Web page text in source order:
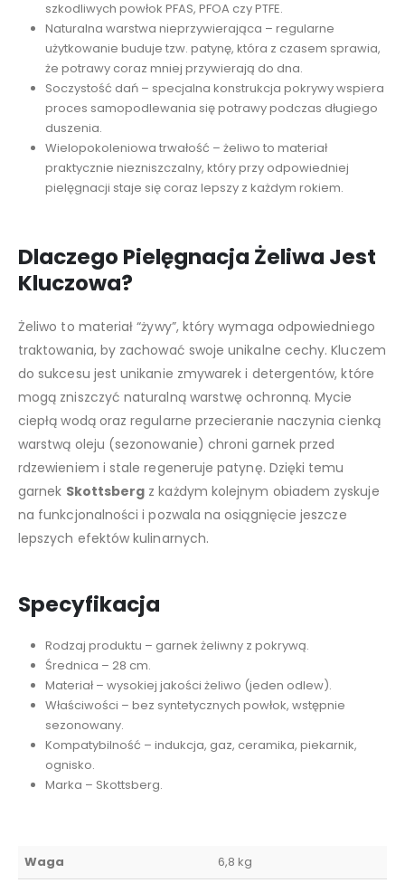
szkodliwych powłok PFAS, PFOA czy PTFE.
Naturalna warstwa nieprzywierająca – regularne
użytkowanie buduje tzw. patynę, która z czasem sprawia,
że potrawy coraz mniej przywierają do dna.
Soczystość dań – specjalna konstrukcja pokrywy wspiera
proces samopodlewania się potrawy podczas długiego
duszenia.
Wielopokoleniowa trwałość – żeliwo to materiał
praktycznie niezniszczalny, który przy odpowiedniej
pielęgnacji staje się coraz lepszy z każdym rokiem.
Dlaczego Pielęgnacja Żeliwa Jest
Kluczowa?
Żeliwo to materiał “żywy”, który wymaga odpowiedniego
traktowania, by zachować swoje unikalne cechy. Kluczem
do sukcesu jest unikanie zmywarek i detergentów, które
mogą zniszczyć naturalną warstwę ochronną. Mycie
ciepłą wodą oraz regularne przecieranie naczynia cienką
warstwą oleju (sezonowanie) chroni garnek przed
rdzewieniem i stale regeneruje patynę. Dzięki temu
garnek Skottsberg z każdym kolejnym obiadem zyskuje
na funkcjonalności i pozwala na osiągnięcie jeszcze
lepszych efektów kulinarnych.
Specyfikacja
Rodzaj produktu – garnek żeliwny z pokrywą.
Średnica – 28 cm.
Materiał – wysokiej jakości żeliwo (jeden odlew).
Właściwości – bez syntetycznych powłok, wstępnie
sezonowany.
Kompatybilność – indukcja, gaz, ceramika, piekarnik,
ognisko.
Marka – Skottsberg.
Waga 6,8 kg